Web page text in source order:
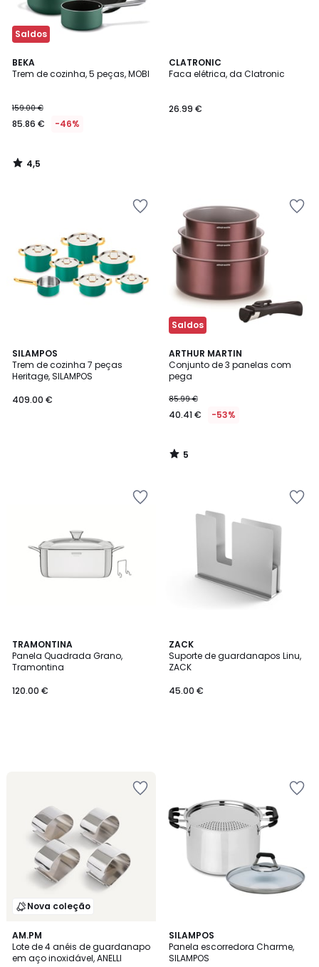
Saldos
BEKA
Trem de cozinha, 5 peças, MOBI
159.00 €
85.86 € -46%
4,5
/ 5
4,5
/
CLATRONIC
Faca elétrica, da Clatronic
26.99 €
SILAMPOS
Trem de cozinha 7 peças
Heritage, SILAMPOS
409.00 €
Saldos
ARTHUR MARTIN
Conjunto de 3 panelas com
pega
85.99 €
40.41 € -53%
5
/
5
5
/
TRAMONTINA
Panela Quadrada Grano,
Tramontina
120.00 €
ZACK
Suporte de guardanapos Linu,
ZACK
45.00 €
Nova coleção
AM.PM
Lote de 4 anéis de guardanapo
em aço inoxidável, ANELLI
SILAMPOS
Panela escorredora Charme,
SILAMPOS